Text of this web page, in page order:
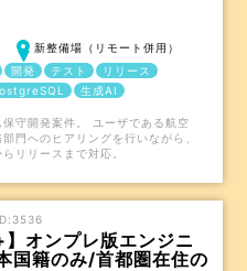
新整備場（リモート併用）
開発 テスト
リリース
生成AI
守開発案件。 ユーザである航空
門へのヒアリングを行いながら、
リリースまで対応。
オンプレ版エンジニ
国籍のみ/首都圏在住の